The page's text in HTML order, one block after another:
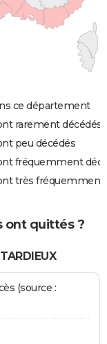
ce département
rarement décédés
peu décédés
fréquemment
très fréquemment
ont quittés ?
(source :